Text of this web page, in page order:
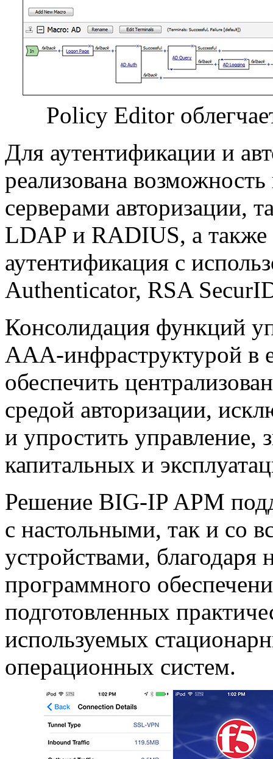
Policy Editor
Для аутентификации и
реализована
серверами авторизации,
LDAP и RADIUS, а также
аутентификация с
Authenticator, RSA
Консолидация функций
AAA-инфраструктурой в
обеспечить
средой авторизации,
и упростить управление,
капитальных и
Решение BIG-IP APM
с настольными, так и со
устройствами, благодаря
программного
подготовленных
используемых
операционных систем.